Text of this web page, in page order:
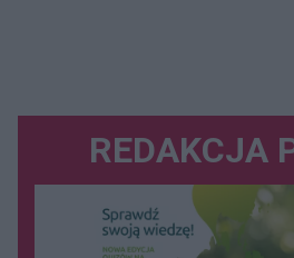
REDAKCJA